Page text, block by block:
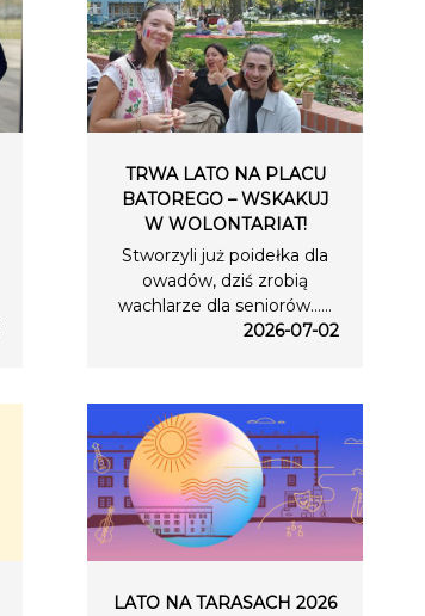
TRWA LATO NA PLACU
BATOREGO – WSKAKUJ
W WOLONTARIAT!
Stworzyli już poidełka dla
owadów, dziś zrobią
wachlarze dla seniorów…...
2026-07-02
LATO NA TARASACH 2026